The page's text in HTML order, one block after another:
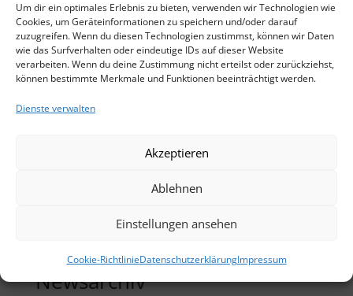
Um dir ein optimales Erlebnis zu bieten, verwenden wir Technologien wie
Cookies, um Geräteinformationen zu speichern und/oder darauf
zuzugreifen. Wenn du diesen Technologien zustimmst, können wir Daten
wie das Surfverhalten oder eindeutige IDs auf dieser Website
verarbeiten. Wenn du deine Zustimmung nicht erteilst oder zurückziehst,
können bestimmte Merkmale und Funktionen beeinträchtigt werden.
Dienste verwalten
Akzeptieren
Ablehnen
Einstellungen ansehen
Cookie-RichtlinieDatenschutzerklärungImpressum
Ferien
Kuchenverkauf
Schulhof
Newsarchiv